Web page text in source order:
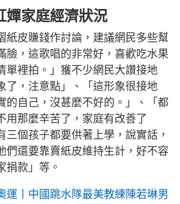
嬋家庭經濟狀況
紙皮賺錢作討論，建議網民多些幫
臉，這歌唱的非常好，喜歡吃水果
單裡拍。」獲不少網民大讚接地
了，注意點」、「這形象很接地
的自己，沒甚麼不好的。」、「都
用那麼辛苦了，家庭有改善了
三個孩子都要供著上學，說實話，
們還要靠賣紙皮維持生計，好不容
捐款」等。
運丨中國跳水隊最美教練陳若琳男